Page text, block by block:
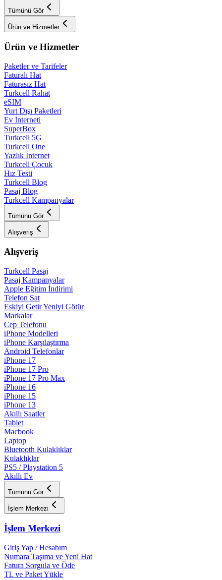
Tümünü Gör
Ürün ve Hizmetler
Ürün ve Hizmetler
Paketler ve Tarifeler
Faturalı Hat
Faturasız Hat
Turkcell Rahat
eSIM
Yurt Dışı Paketleri
Ev İnterneti
SuperBox
Turkcell 5G
Turkcell One
Yazlık İnternet
Turkcell Çocuk
Hız Testi
Turkcell Blog
Pasaj Blog
Turkcell Kampanyalar
Tümünü Gör
Alışveriş
Alışveriş
Turkcell Pasaj
Pasaj Kampanyalar
Apple Eğitim İndirimi
Telefon Sat
Eskiyi Getir Yeniyi Götür
Markalar
Cep Telefonu
iPhone Modelleri
iPhone Karşılaştırma
Android Telefonlar
iPhone 17
iPhone 17 Pro
iPhone 17 Pro Max
iPhone 16
iPhone 15
iPhone 13
Akıllı Saatler
Tablet
Macbook
Laptop
Bluetooth Kulaklıklar
Kulaklıklar
PS5 / Playstation 5
Akıllı Ev
Tümünü Gör
İşlem Merkezi
İşlem Merkezi
Giriş Yap / Hesabım
Numara Taşıma ve Yeni Hat
Fatura Sorgula ve Öde
TL ve Paket Yükle